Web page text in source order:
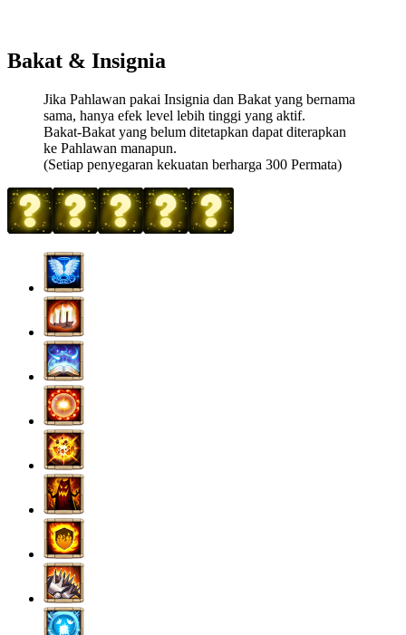
Bakat & Insignia
Jika Pahlawan pakai Insignia dan Bakat yang bernama
sama, hanya efek level lebih tinggi yang aktif.
Bakat-Bakat yang belum ditetapkan dapat diterapkan
ke Pahlawan manapun.
(Setiap penyegaran kekuatan berharga 300 Permata)